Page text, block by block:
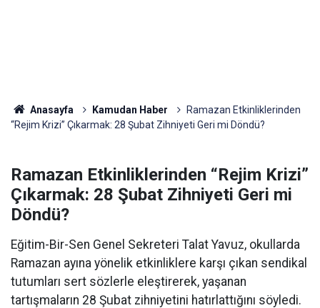
Anasayfa Kamudan Haber
Ramazan Etkinliklerinden
“Rejim Krizi” Çıkarmak: 28 Şubat Zihniyeti Geri mi Döndü?
Ramazan Etkinliklerinden “Rejim Krizi”
Çıkarmak: 28 Şubat Zihniyeti Geri mi
Döndü?
Eğitim-Bir-Sen Genel Sekreteri Talat Yavuz, okullarda
Ramazan ayına yönelik etkinliklere karşı çıkan sendikal
tutumları sert sözlerle eleştirerek, yaşanan
tartışmaların 28 Şubat zihniyetini hatırlattığını söyledi.